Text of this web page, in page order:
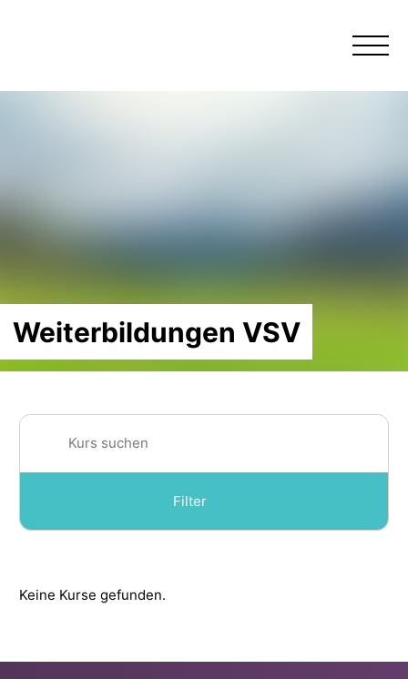
Menü
Weiterbildungen VSV
Filter
Für Ausbilder/-innen
Keine Kurse gefunden.